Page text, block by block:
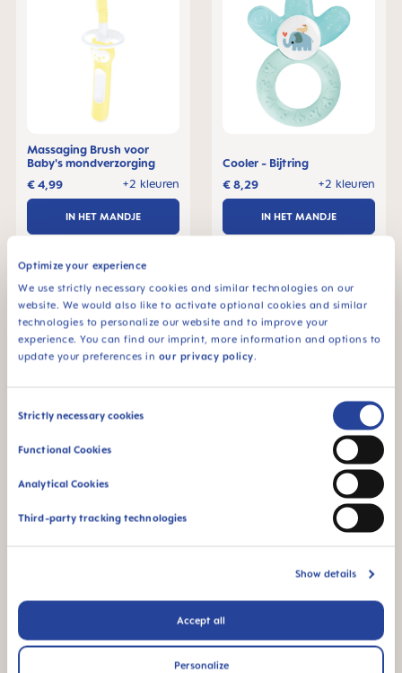
Optimize your experience
We use strictly necessary cookies and similar technologies on our
website. We would also like to activate optional cookies and similar
technologies to personalize our website and to improve your
experience. You can find our imprint, more information and options to
update your preferences in our privacy policy.
Consent
Strictly necessary cookies
Functional Cookies
Analytical Cookies
Third-party tracking technologies
Show details
Accept all
Personalize
Massaging Brush voor
Baby's mondverzorging
+2 kleuren
€ 4,99
IN HET MANDJE
Cooler - Bijtring
+2 kleuren
€ 8,29
IN HET MANDJE
bijtring
Bite & Brush - Bijtring
+3 kleuren
IN HET MANDJE